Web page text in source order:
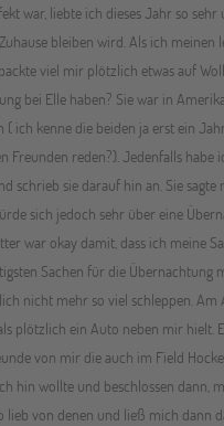
war, liebte ich dieses Jahr so sehr
bleiben wird. Als ich meinen
viel mir plötzlich etwas auf
bei Elle haben? Sie war in
( ich kenne die beiden ja erst ein
Freunden reden?). Jedenfalls habe
schrieb sie darauf hin an. Sie sagte
sich jedoch sehr über eine
war okay damit, dass ich meine
Sachen für die Übernachtung
nicht mehr so viel schleppen. Am
plötzlich ein Auto neben mir hielt.
von mir die auch im Field
hin wollte und beschlossen dann,
lieb von denen und ließ mich dann